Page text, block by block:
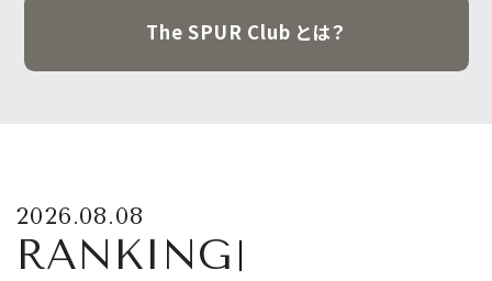
The SPUR Club とは？
2026.08.08
RANKING